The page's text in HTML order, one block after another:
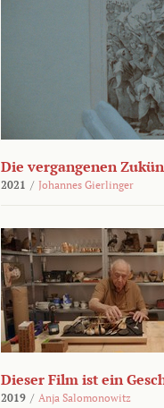
Die vergangenen
2021 / Johannes Gierlinger
Dieser Film ist ein
2019 / Anja Salomonowitz